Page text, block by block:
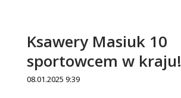
Ksawery Masiuk 10
sportowcem w kraju!
08.01.2025 9:39